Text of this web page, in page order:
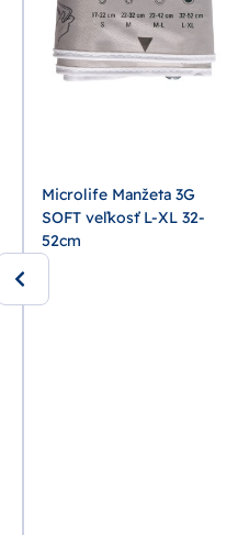
Microlife Manžeta 3G
SOFT veľkosť L-XL 32-
52cm